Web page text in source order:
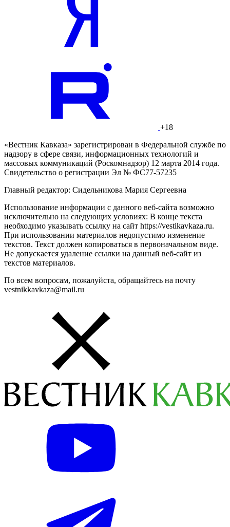
+18
«Вестник Кавказа» зарегистрирован в Федеральной службе по
надзору в сфере связи, информационных технологий и
массовых коммуникаций (Роскомнадзор) 12 марта 2014 года.
Свидетельство о регистрации Эл № ФС77-57235
Главный редактор: Сидельникова Мария Сергеевна
Использование информации с данного веб-сайта возможно
исключительно на следующих условиях: В конце текста
необходимо указывать ссылку на сайт https://vestikavkaza.ru.
При использовании материалов недопустимо изменение
текстов. Текст должен копироваться в первоначальном виде.
Не допускается удаление ссылки на данный веб-сайт из
текстов материалов.
По всем вопросам, пожалуйста, обращайтесь на почту
vestnikkavkaza@mail.ru